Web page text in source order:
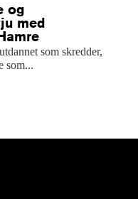
og
med
som skredder,
som...